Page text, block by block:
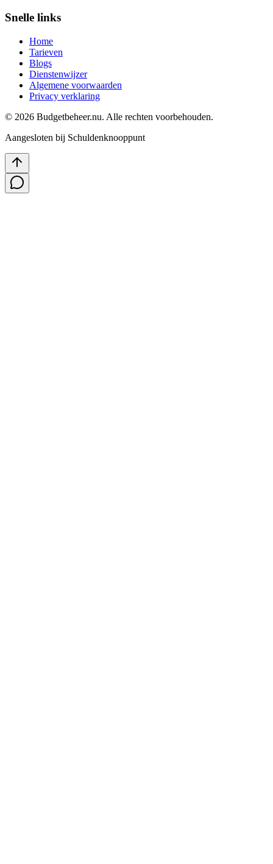
Snelle links
Home
Tarieven
Blogs
Dienstenwijzer
Algemene voorwaarden
Privacy verklaring
© 2026 Budgetbeheer.nu. Alle rechten voorbehouden.
Aangesloten bij Schuldenknooppunt